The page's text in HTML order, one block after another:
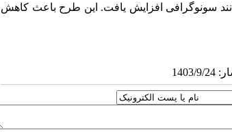
سونوگرافی افزایش یافت. این طرح باعث کاهش